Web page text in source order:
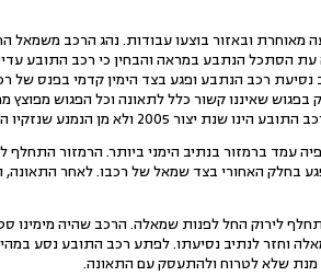
מאוחרת ובאזור בוצעו עבודות. נהג הרכב משמאל
הסתכל הנתבע במראה והבחין כי רכב התובע
נסיעת רכב הנתבע ופגע בצד הימין קדמי בפנס של
בפגוש שאיננו קשור כלל לתאונה וכל הפגוש
שנזקיו הנטענים נגרמו מבלאי סביר.
עמד ברמזור בנתיב הימני ביותר. הרמזור
לירוק החל לפנות שמאלה. הרכב שהיה מימינו
לנתיב נסיעתו. לפתע רכב התובע נסע